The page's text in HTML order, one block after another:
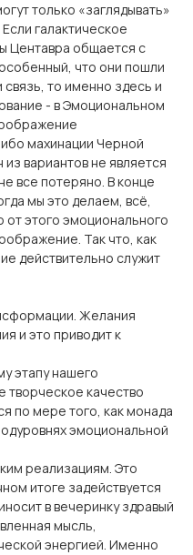
только «заглядывать»
галактическое
Центавра общается с
что они пошли
связь, то именно здесь и
- в Эмоциональном
махинации Черной
вариантов не является
все потеряно. В конце
мы это делаем, всё,
от этого эмоционального
Так что, как
действительно служит
Желания
и это приводит к
этапу нашего
качество
по мере того, как монада
эмоциональной
реализациям. Это
итоге задействуется
в вечеринку здравый
мысль,
энергией. Именно